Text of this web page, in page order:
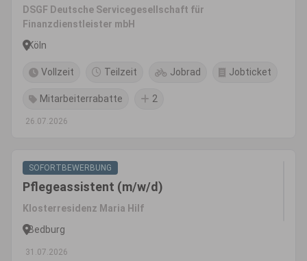
DSGF Deutsche Servicegesellschaft für
Finanzdienstleister mbH
Köln
Vollzeit Teilzeit Jobrad Jobticket
Mitarbeiterrabatte 2
26.07.2026
SOFORTBEWERBUNG
Pflegeassistent (m/w/d)
Klosterresidenz Maria Hilf
Bedburg
31.07.2026